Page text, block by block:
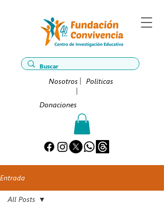
Nosotros Políticas
Donaciones
Entrada
All Posts